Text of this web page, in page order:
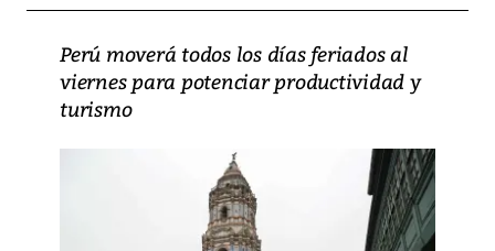
Perú moverá todos los días feriados al
viernes para potenciar productividad y
turismo